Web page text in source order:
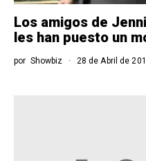
Los amigos de
les han puesto un
por Showbiz 28 de Abril de